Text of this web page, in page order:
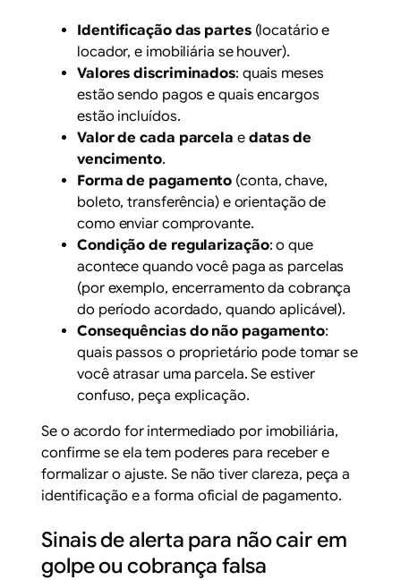
Identificação das partes(locatário e
locador, e imobiliária se houver).
Valores discriminados: quais meses
estão sendo pagos e quais encargos
estão incluídos.
Valor de cada parcela e datas de
vencimento.
Forma de pagamento (conta, chave,
boleto, transferência) e orientação de
como enviar comprovante.
Condição de regularização: o que
acontece quando você paga as parcelas
(por exemplo, encerramento da cobrança
do período acordado, quando aplicável).
Consequências do não pagamento:
quais passos o proprietário pode tomar se
você atrasar uma parcela. Se estiver
confuso, peça explicação.
Se o acordo for intermediado por imobiliária,
confirme se ela tem poderes para receber e
formalizar o ajuste. Se não tiver clareza, peça a
identificação e a forma oficial de pagamento.
Sinais de alerta para não cair em
golpe ou cobrança falsa